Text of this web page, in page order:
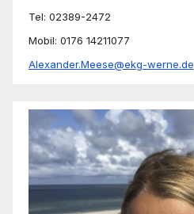
Tel: 02389-2472
Mobil: 0176 14211077
Alexander.Meese@ekg-werne.de